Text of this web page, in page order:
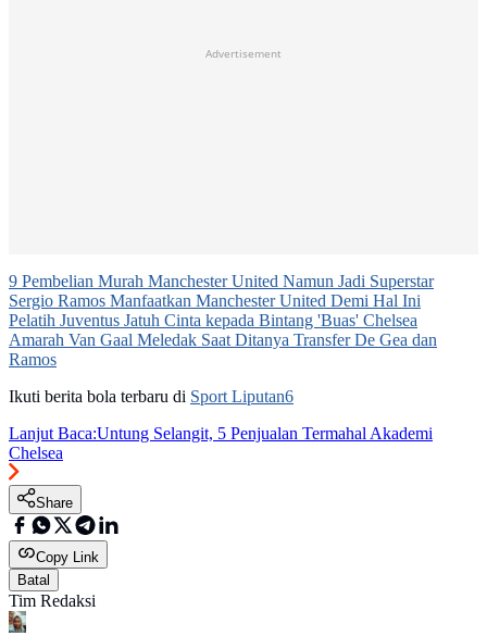
Advertisement
9 Pembelian Murah Manchester United Namun Jadi Superstar
Sergio Ramos Manfaatkan Manchester United Demi Hal Ini
Pelatih Juventus Jatuh Cinta kepada Bintang 'Buas' Chelsea
Amarah Van Gaal Meledak Saat Ditanya Transfer De Gea dan
Ramos
Ikuti berita bola terbaru di Sport Liputan6
Lanjut Baca:Untung Selangit, 5 Penjualan Termahal Akademi
Chelsea
Share
Copy Link
Batal
Tim Redaksi